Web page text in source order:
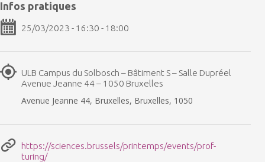
Infos pratiques
25/03/2023 - 16:30 - 18:00
ULB Campus du Solbosch – Bâtiment S – Salle Dupréel
Avenue Jeanne 44 – 1050 Bruxelles
Avenue Jeanne 44, Bruxelles, Bruxelles, 1050
https://sciences.brussels/printemps/events/prof-
turing/